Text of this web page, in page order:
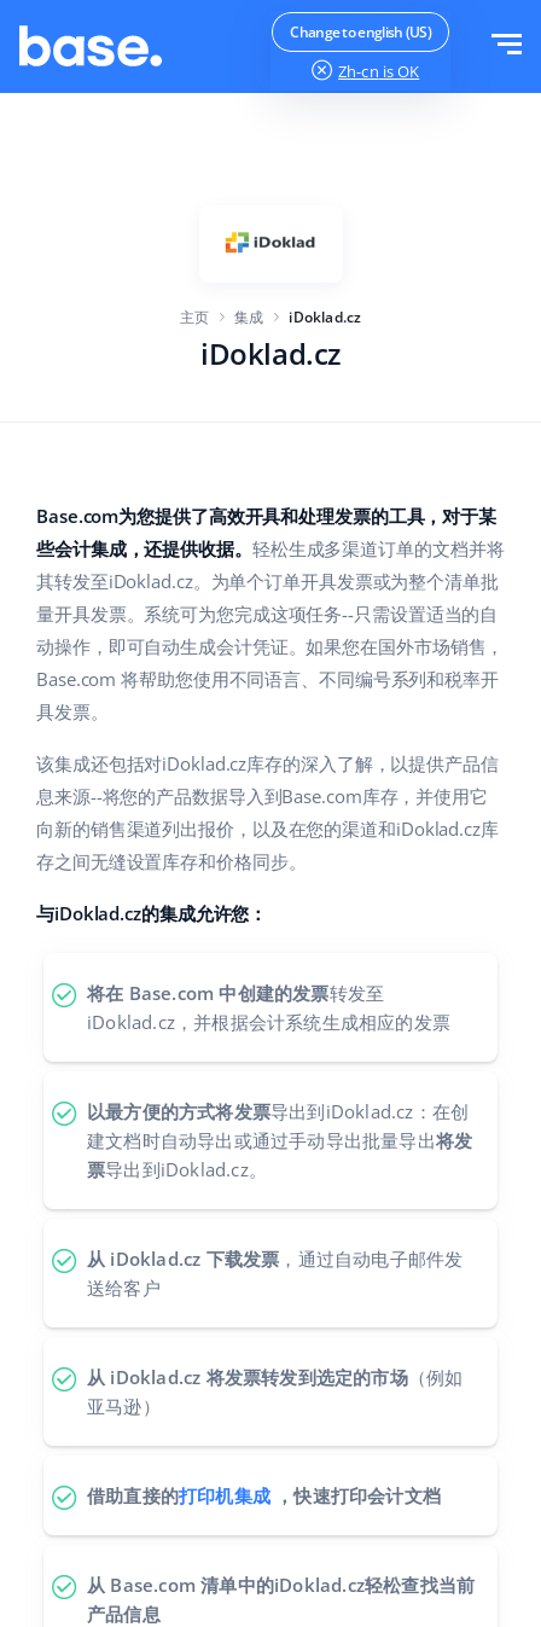
Change to english (US)
Zh-cn is OK
发货管理
工作流程自动化
Base Connect
用于电子商务的人工智能
Base Analytics
针对电子商务初创企业
家庭与花园
儿童产品
电子产品
汽车零部件
超市
健康与美容
帮助
学院
服务
其他
合作与合作伙伴
english (US)
english (GB)
english (IN)
deutsch
Ελληνικά
Français
Italiano
polski
português (BR)
中文
登录
主页 集成 iDoklad.cz
iDoklad.cz
Base.com为您提供了高效开具和处理发票的工具，对于某
些会计集成，还提供收据。 轻松生成多渠道订单的文档并将
其转发至iDoklad.cz。为单个订单开具发票或为整个清单批
量开具发票。系统可为您完成这项任务--只需设置适当的自
动操作，即可自动生成会计凭证。如果您在国外市场销售，
Base.com 将帮助您使用不同语言、不同编号系列和税率开
具发票。
该集成还包括对iDoklad.cz库存的深入了解，以提供产品信
息来源--将您的产品数据导入到Base.com库存，并使用它
向新的销售渠道列出报价，以及在您的渠道和iDoklad.cz库
存之间无缝设置库存和价格同步。
与iDoklad.cz的集成允许您：
将在 Base.com 中创建的发票转发至
iDoklad.cz，并根据会计系统生成相应的发票
以最方便的方式将发票导出到iDoklad.cz：在创
建文档时自动导出或通过手动导出批量导出将发
票导出到iDoklad.cz。
从 iDoklad.cz 下载发票 ，通过自动电子邮件发
送给客户
从 iDoklad.cz 将发票转发到选定的市场（例如
亚马逊）
借助直接的打印机集成 ，快速打印会计文档
从 Base.com 清单中的iDoklad.cz轻松查找当前
产品信息